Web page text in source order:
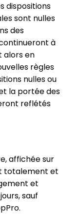
dispositions
sont nulles
des
à
alors en
règles
nulles ou
la portée des
reflétés
affichée sur
totalement et
et
sauf